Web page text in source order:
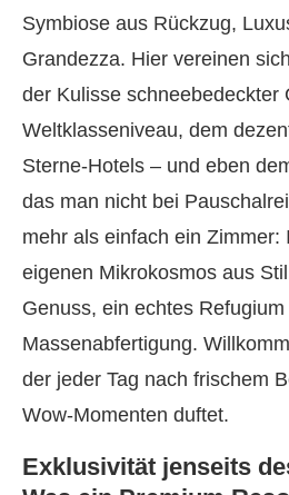
Symbiose aus Rückzug,
Grandezza. Hier vereinen
der Kulisse schneebedeckter
Weltklasseniveau, dem
Sterne-Hotels – und eben
das man nicht bei
mehr als einfach ein Zimmer:
eigenen Mikrokosmos aus
Genuss, ein echtes
Massenabfertigung.
der jeder Tag nach frischem
Wow-Momenten duftet.
Exklusivität jenseits